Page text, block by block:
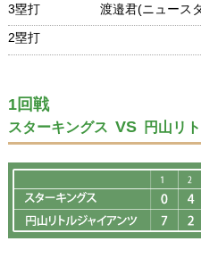
3塁打 渡邉君(ニュース
2塁打
1回戦
スターキングス VS 円山リ